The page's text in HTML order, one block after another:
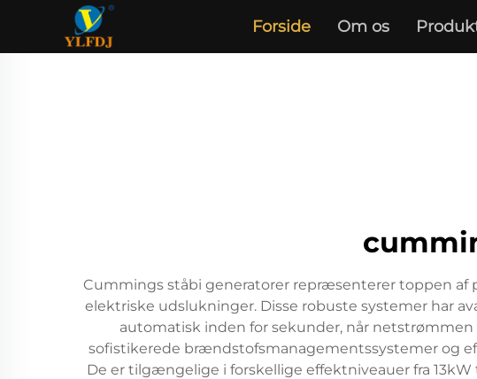
Forside Om os
Cummings ståbi generatorer repræsenterer toppen
elektriske udslukninger. Disse robuste systemer har
automatisk inden for sekunder, når
sofistikerede brændstofsmanagementssystemer og
De er tilgængelige i forskellige effektniveauer fra